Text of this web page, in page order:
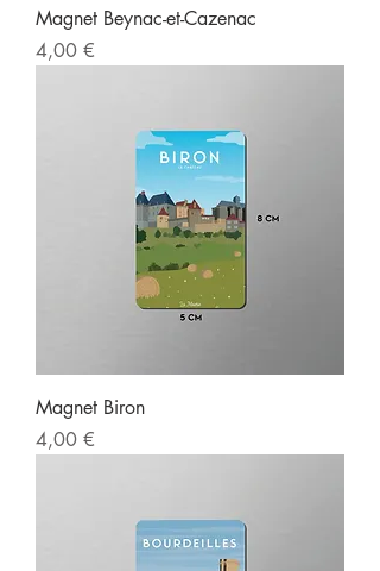
Magnet Beynac-et-Cazenac
Prix
4,00 €
Magnet Biron
Prix
4,00 €